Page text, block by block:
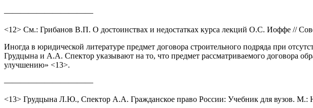
———————————
<12> См.: Грибанов В.П. О достоинствах и недостатках курса лекций О.С. Иоффе //
Иногда в юридической литературе предмет договора строительного подряда при
Грудцына и А.А. Спектор указывают на то, что предмет рассматриваемого договора
улучшению» <13>.
———————————
<13> Грудцына Л.Ю., Спектор А.А. Гражданское право России: Учебник для вузов.